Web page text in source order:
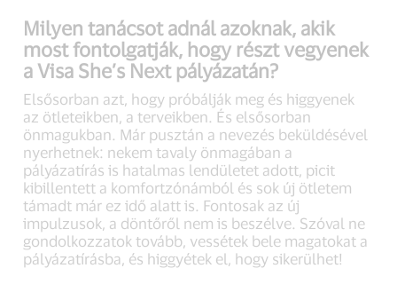
Milyen tanácsot adnál azoknak, akik
most fontolgatják, hogy részt vegyenek
a Visa She’s Next pályázatán?
Elsősorban azt, hogy próbálják meg és higgyenek
az ötleteikben, a terveikben. És elsősorban
önmagukban. Már pusztán a nevezés beküldésével
nyerhetnek: nekem tavaly önmagában a
pályázatírás is hatalmas lendületet adott, picit
kibillentett a komfortzónámból és sok új ötletem
támadt már ez idő alatt is. Fontosak az új
impulzusok, a döntőről nem is beszélve. Szóval ne
gondolkozzatok tovább, vessétek bele magatokat a
pályázatírásba, és higgyétek el, hogy sikerülhet!